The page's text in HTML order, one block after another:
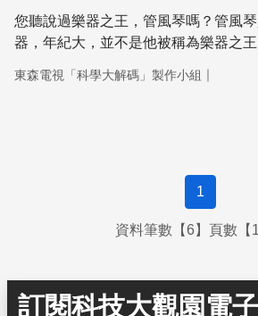
您聽說過樂器之王，管風琴嗎？管風
器，年紀大，並不是他被稱為樂器之
階高低，取決於管身高度。管身長度，
東森電視「科學大解碼」製作小組 ｜
1
資料筆數【6】頁數【
訂閱科技大觀園電